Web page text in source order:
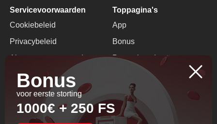
Bonus
voor eerste storting
1000€ + 250 FS
Servicevoorwaarden
Cookiebeleid
Privacybeleid
Algemene voorwaarden
Verantwoord Gokken
Toppagina's
App
Bonus
Promotiecode
Geen Stortingsbonus
Contacten
+357 96251421